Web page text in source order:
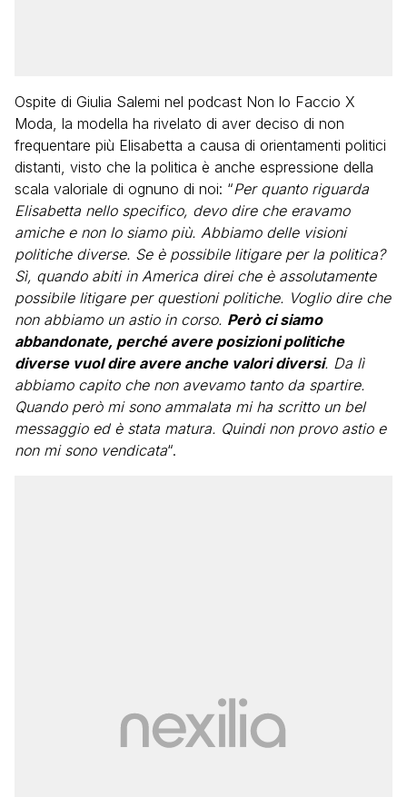
Ospite di Giulia Salemi nel podcast Non lo Faccio X
Moda, la modella ha rivelato di aver deciso di non
frequentare più Elisabetta a causa di orientamenti politici
distanti, visto che la politica è anche espressione della
scala valoriale di ognuno di noi: “Per quanto riguarda
Elisabetta nello specifico, devo dire che eravamo
amiche e non lo siamo più. Abbiamo delle visioni
politiche diverse. Se è possibile litigare per la politica?
Sì, quando abiti in America direi che è assolutamente
possibile litigare per questioni politiche. Voglio dire che
non abbiamo un astio in corso. Però ci siamo
abbandonate, perché avere posizioni politiche
diverse vuol dire avere anche valori diversi. Da lì
abbiamo capito che non avevamo tanto da spartire.
Quando però mi sono ammalata mi ha scritto un bel
messaggio ed è stata matura. Quindi non provo astio e
non mi sono vendicata“.